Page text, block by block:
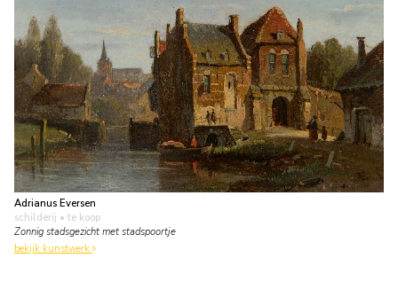
Adrianus Eversen
schilderij • te koop
Zonnig stadsgezicht met stadspoortje
bekijk kunstwerk